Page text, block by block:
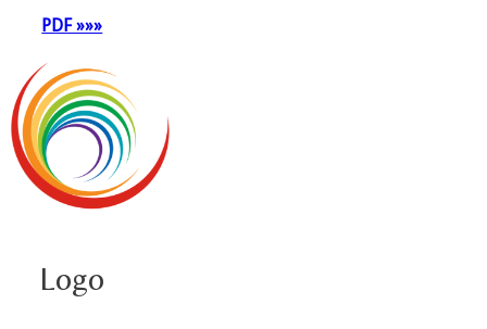
PDF »»»
Logo